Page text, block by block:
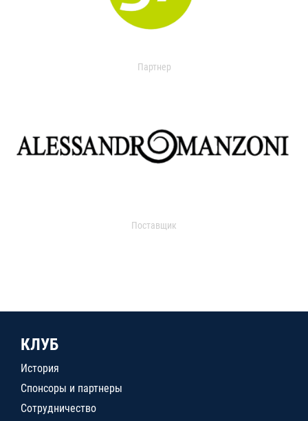
Партнер
Поставщик
КЛУБ
История
Спонсоры и партнеры
Сотрудничество